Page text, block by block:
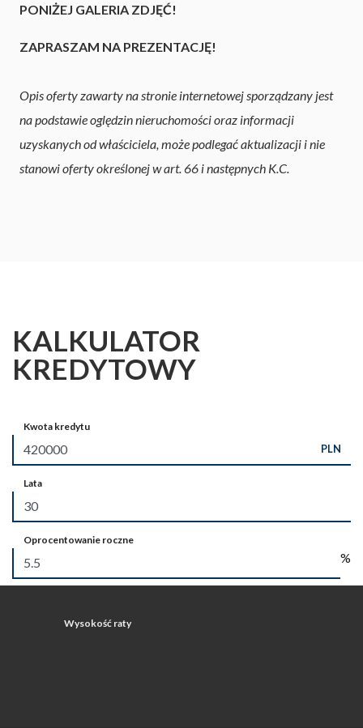
PONIŻEJ GALERIA ZDJĘĆ!
ZAPRASZAM NA PREZENTACJĘ!
Opis oferty zawarty na stronie internetowej sporządzany jest
na podstawie oględzin nieruchomości oraz informacji
uzyskanych od właściciela, może podlegać aktualizacji i nie
stanowi oferty określonej w art. 66 i następnych K.C.
KALKULATOR
KREDYTOWY
Kwota kredytu
PLN
Lata
Oprocentowanie roczne
%
Wysokość raty